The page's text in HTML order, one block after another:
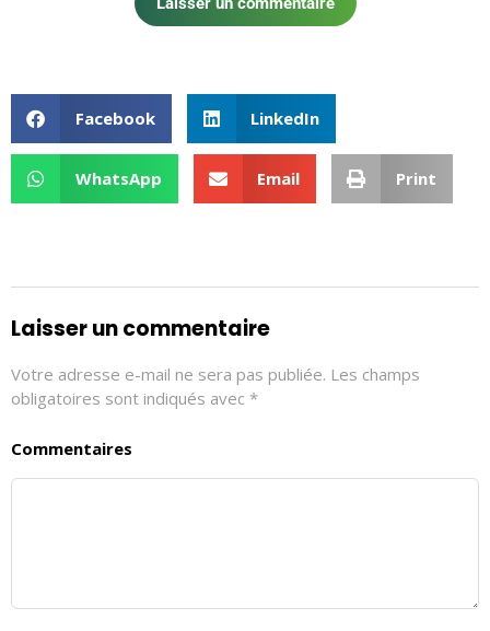
Facebook LinkedIn
WhatsApp Email Print
Laisser un commentaire
Votre adresse e-mail ne sera pas publiée. Les champs
obligatoires sont indiqués avec *
Commentaires